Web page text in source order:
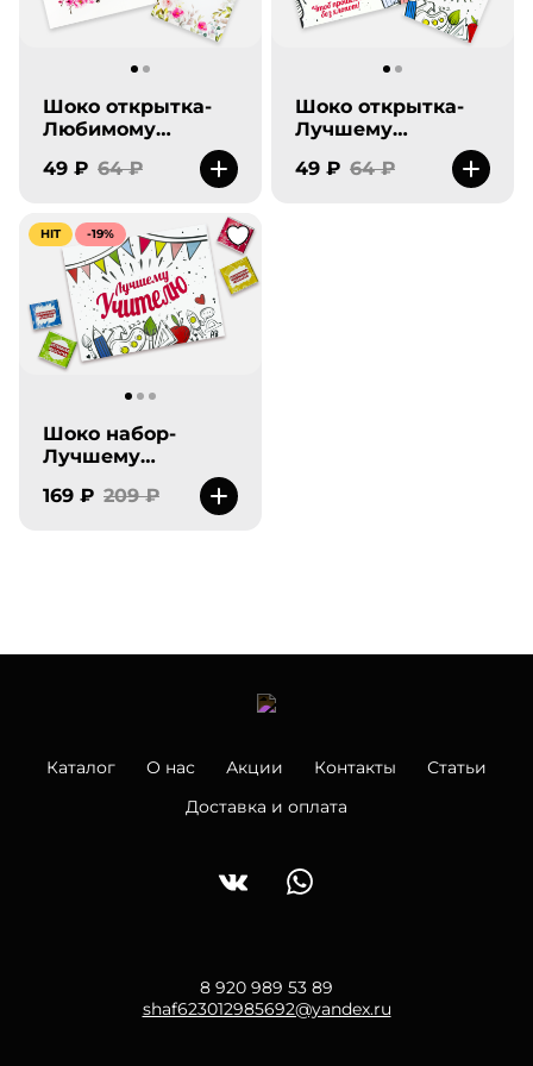
Шоко открытка-
Любимому
49 ₽ 64 ₽
Шоко открытка-
Лучшему
49 ₽ 64 ₽
HIT -19%
Шоко набор-
Лучшему
169 ₽ 209 ₽
Каталог О нас Акции Контакты
Статьи
Доставка и оплата
8 920 989 53 89
shaf623012985692@yandex.ru